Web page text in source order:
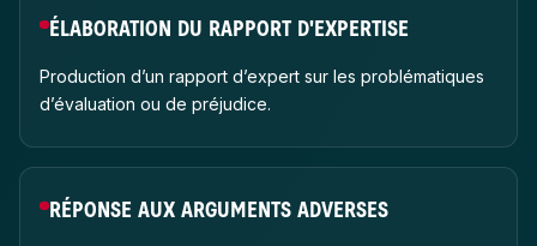
ÉLABORATION DU RAPPORT D'EXPERTISE
Production d’un rapport d’expert sur les problématiques
d’évaluation ou de préjudice.
RÉPONSE AUX ARGUMENTS ADVERSES